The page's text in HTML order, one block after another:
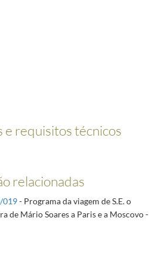
e requisitos técnicos
relacionadas
019- Programa da viagem de S.E. o
de Mário Soares a Paris e a Moscovo -